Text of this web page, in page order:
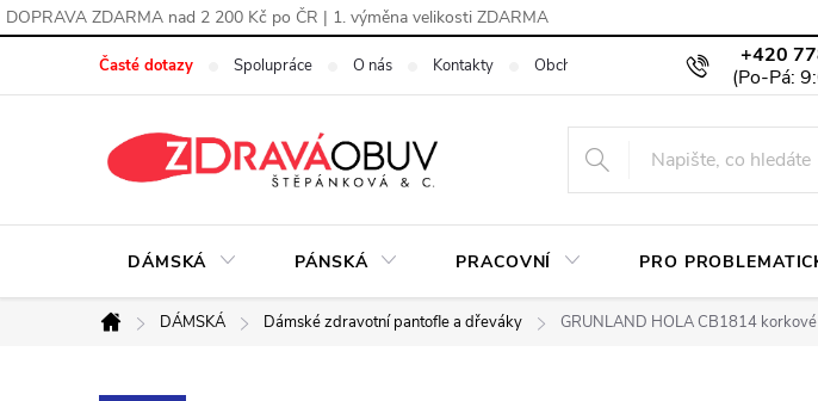
DOPRAVA ZDARMA nad 2 200 Kč po ČR | 1. výměna velikosti ZDARMA
+420
Časté dotazy Spolupráce O nás Kontakty Obchodní podmínky Podmínky
DÁMSKÁ PÁNSKÁ PRACOVNÍ PRO
Domů
DÁMSKÁ Dámské zdravotní pantofle a dřeváky GRUNLAND HOLA CB1814